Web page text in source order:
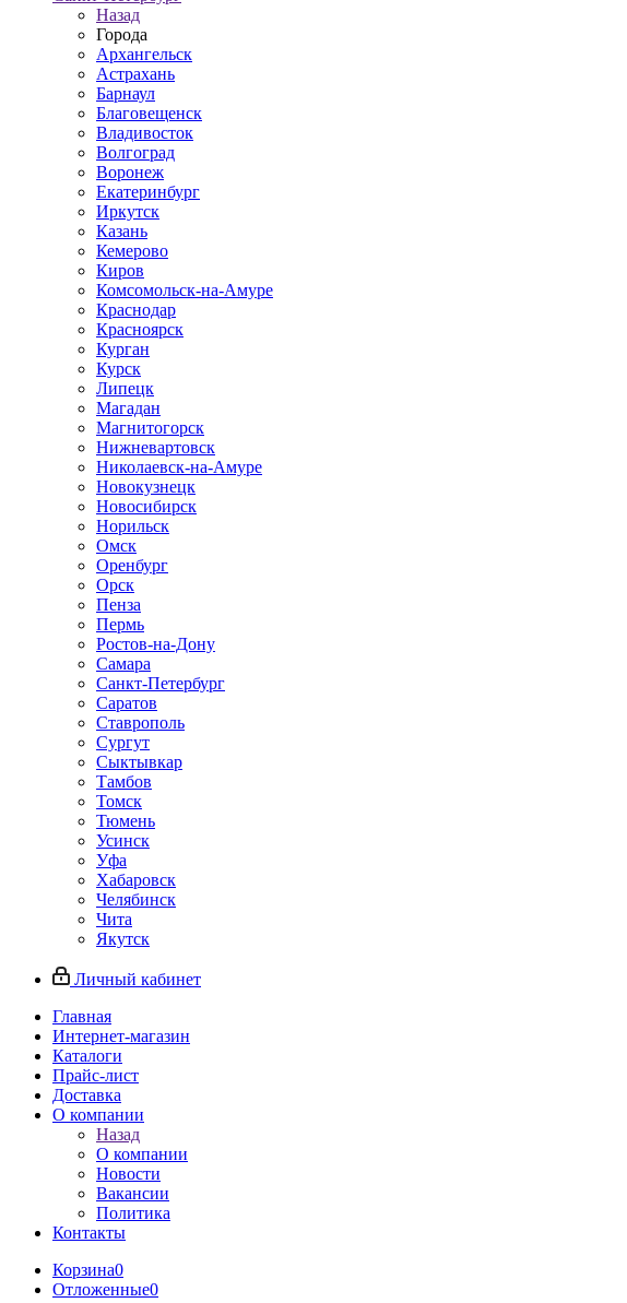
Назад
Города
Архангельск
Астрахань
Барнаул
Благовещенск
Владивосток
Волгоград
Воронеж
Екатеринбург
Иркутск
Казань
Кемерово
Киров
Комсомольск-на-Амуре
Краснодар
Красноярск
Курган
Курск
Липецк
Магадан
Магнитогорск
Нижневартовск
Николаевск-на-Амуре
Новокузнецк
Новосибирск
Норильск
Омск
Оренбург
Орск
Пенза
Пермь
Ростов-на-Дону
Самара
Санкт-Петербург
Саратов
Ставрополь
Сургут
Сыктывкар
Тамбов
Томск
Тюмень
Усинск
Уфа
Хабаровск
Челябинск
Чита
Якутск
Личный кабинет
Главная
Интернет-магазин
Каталоги
Прайс-лист
Доставка
О компании
Назад
О компании
Новости
Вакансии
Политика
Контакты
Корзина0
Отложенные0